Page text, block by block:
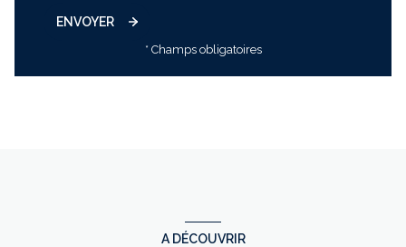
ENVOYER
* Champs obligatoires
A DÉCOUVRIR